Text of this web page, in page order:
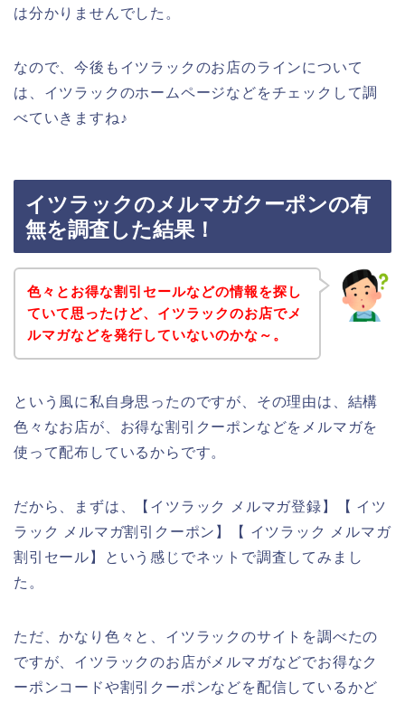
は分かりませんでした。
なので、今後もイツラックのお店のラインについて
は、イツラックのホームページなどをチェックして調
べていきますね♪
イツラックのメルマガクーポンの有
無を調査した結果！
色々とお得な割引セールなどの情報を探し
ていて思ったけど、イツラックのお店でメ
ルマガなどを発行していないのかな～。
という風に私自身思ったのですが、その理由は、結構
色々なお店が、お得な割引クーポンなどをメルマガを
使って配布しているからです。
だから、まずは、【イツラック メルマガ登録】【 イツ
ラック メルマガ割引クーポン】【 イツラック メルマガ
割引セール】という感じでネットで調査してみまし
た。
ただ、かなり色々と、イツラックのサイトを調べたの
ですが、イツラックのお店がメルマガなどでお得なク
ーポンコードや割引クーポンなどを配信しているかど